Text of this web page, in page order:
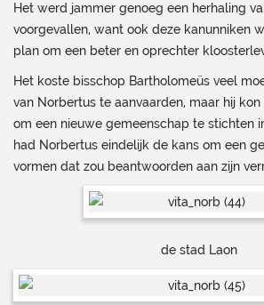
Het werd jammer genoeg een herhaling
voorgevallen, want ook deze kanunniken
plan om een beter en oprechter
Het koste bisschop Bartholomeüs veel
van Norbertus te aanvaarden, maar hij
om een nieuwe gemeenschap te stichten
had Norbertus eindelijk de kans om een
vormen dat zou beantwoorden aan zijn
de stad Laon